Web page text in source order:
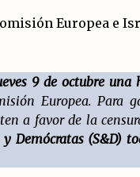
en
a
Saleta y
9 de octubre
Europea. Para
a favor de la
Demócratas (S&D)